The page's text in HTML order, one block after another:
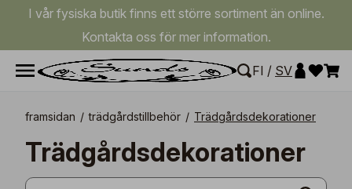
I vår fysiska butik finns ett större sortiment än online.
Kontakta oss för mer information.
FI / SV
framsidan / trädgårdstillbehör / Trädgårdsdekorationer
Trädgårdsdekorationer